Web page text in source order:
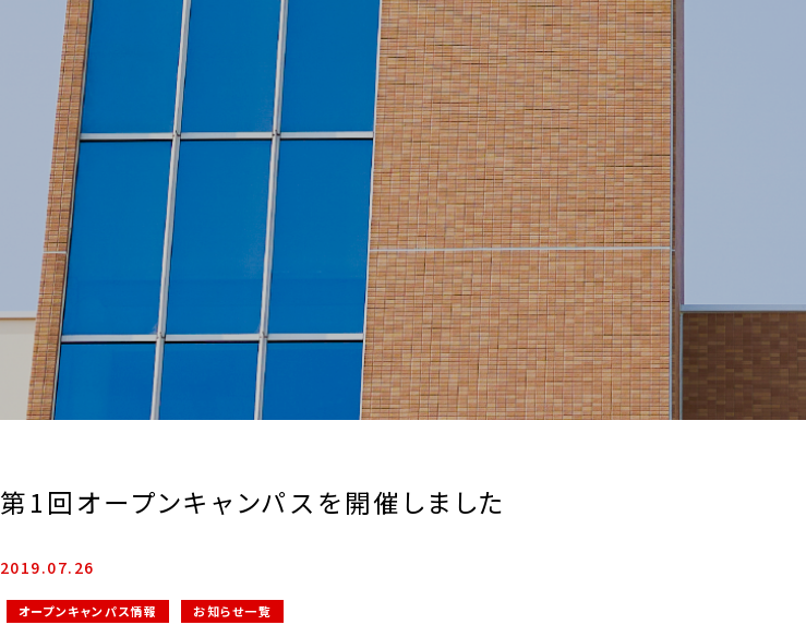
第1回オープンキャンパスを開催しました
2019.07.26
オープンキャンパス情報 お知らせ一覧